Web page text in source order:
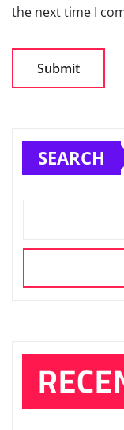
the next time I
SEARCH